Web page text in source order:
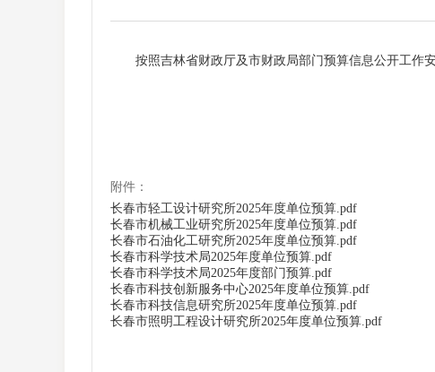
按照吉林省财政厅及市财政局部门预算信息公开工作安
附件：
长春市轻工设计研究所2025年度单位预算.pdf
长春市机械工业研究所2025年度单位预算.pdf
长春市石油化工研究所2025年度单位预算.pdf
长春市科学技术局2025年度单位预算.pdf
长春市科学技术局2025年度部门预算.pdf
长春市科技创新服务中心2025年度单位预算.pdf
长春市科技信息研究所2025年度单位预算.pdf
长春市照明工程设计研究所2025年度单位预算.pdf